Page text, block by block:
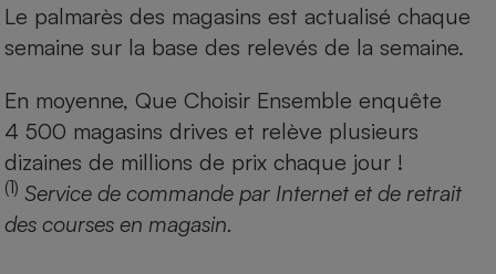
Le palmarès des magasins est actualisé chaque
semaine sur la base des relevés de la semaine.
En moyenne, Que Choisir Ensemble enquête
4 500 magasins drives et relève plusieurs
dizaines de millions de prix chaque jour !
(1) Service de commande par Internet et de retrait
des courses en magasin.